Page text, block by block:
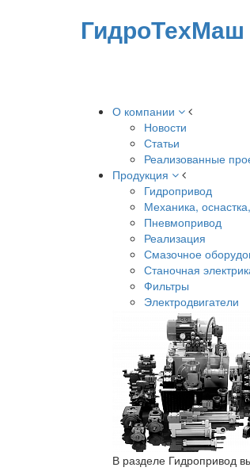
ГидроТехМаш
О компании
Новости
Статьи
Реализованные
Продукция
Гидропривод
Механика,
Пневмопривод
Реализация
Смазочное
Станочная
Фильтры
Электродвигатели
В разделе Гидропривод